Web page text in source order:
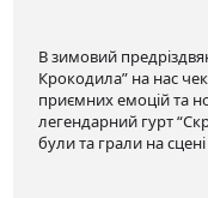
В зимовий
Крокодила” на нас
приємних емоцій та
легендарний гурт
були та грали на